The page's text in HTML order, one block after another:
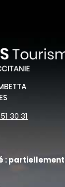
30 31
: partiellement